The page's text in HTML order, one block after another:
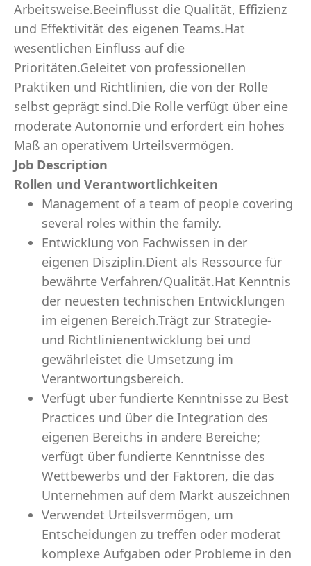
Arbeitsweise.Beeinflusst die Qualität, Effizienz
und Effektivität des eigenen Teams.Hat
wesentlichen Einfluss auf die
Prioritäten.Geleitet von professionellen
Praktiken und Richtlinien, die von der Rolle
selbst geprägt sind.Die Rolle verfügt über eine
moderate Autonomie und erfordert ein hohes
Maß an operativem Urteilsvermögen.
Job Description
Rollen und Verantwortlichkeiten
Management of a team of people covering
several roles within the family.
Entwicklung von Fachwissen in der
eigenen Disziplin.Dient als Ressource für
bewährte Verfahren/Qualität.Hat Kenntnis
der neuesten technischen Entwicklungen
im eigenen Bereich.Trägt zur Strategie-
und Richtlinienentwicklung bei und
gewährleistet die Umsetzung im
Verantwortungsbereich.
Verfügt über fundierte Kenntnisse zu Best
Practices und über die Integration des
eigenen Bereichs in andere Bereiche;
verfügt über fundierte Kenntnisse des
Wettbewerbs und der Faktoren, die das
Unternehmen auf dem Markt auszeichnen
Verwendet Urteilsvermögen, um
Entscheidungen zu treffen oder moderat
komplexe Aufgaben oder Probleme in den